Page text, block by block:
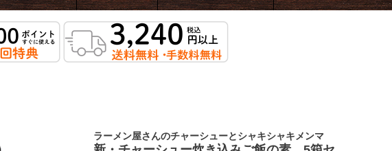
ラーメン屋さんのチャーシューとシャキシャキメンマ